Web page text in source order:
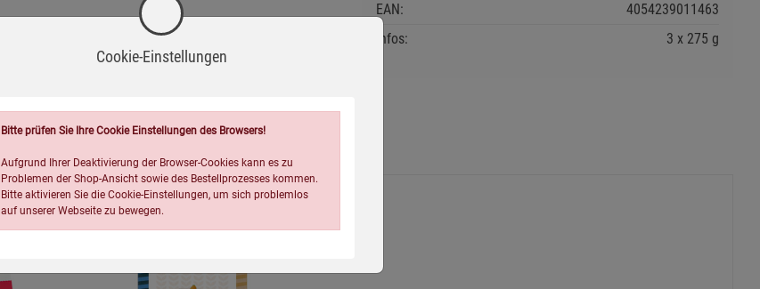
EAN:
4054239011463
Infos:
3 x 275 g
Wird oft zusammen bestellt:
Cookie-Einstellungen
Bitte prüfen Sie Ihre Cookie Einstellungen des Browsers!
Aufgrund Ihrer Deaktivierung der Browser-Cookies kann es zu
Problemen der Shop-Ansicht sowie des Bestellprozesses kommen.
Bitte aktivieren Sie die Cookie-Einstellungen, um sich problemlos
auf unserer Webseite zu bewegen.